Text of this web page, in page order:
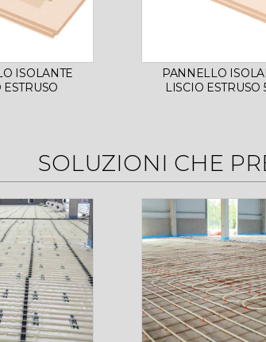
ISOLANTE
ESTRUSO
PANNELLO
LISCIO ESTRUSO
SOLUZIONI CHE